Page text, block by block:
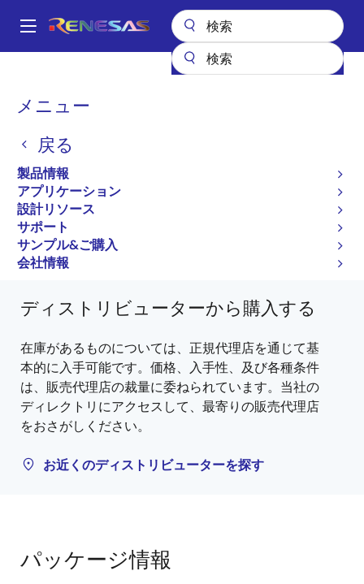
ン
Main
メニュー
戻る
製品情報
アプリケーション
設計リソース
サポート
サンプル&ご購入
会社情報
パ
く
ず
845-12.8-1 845-12.8-1SC7I
845-12.8-1SC7I
廃止品
25.4 x 22.1mm, Oven-Controlled, HCMOS, SMD,
Oscillator (OCXO)
845-12.8-1 Datasheet
845-12.8-1 に関するすべての情報
ディストリビューターから購入する
在庫があるものについては、正規代理店を通じて基
本的に入手可能です。価格、入手性、及び各種条件
は、販売代理店の裁量に委ねられています。当社の
ディレクトリにアクセスして、最寄りの販売代理店
をおさがしください。
お近くのディストリビューターを探す
パッケージ情報